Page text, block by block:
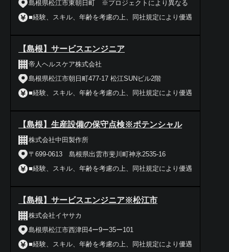
島根県松江市東朝日町 ※プロジェクトにより異なる
■経験、スキル、年齢を考慮の上、同社規定により優遇
【島根】サービスエンジニア
帝人ヘルスケア株式会社
島根県松江市朝日町477-17 松江SUNビル2階
■経験、スキル、年齢を考慮の上、同社規定により優遇
【島根】生産設備の保守点検※ポテンシャル
株式会社中田製作所
〒699-0613 島根県出雲市斐川町神氷2535-16
■経験、スキル、年齢を考慮の上、同社規定により優遇
【島根】サービスエンジニア※松江市
株式会社イヤサカ
島根県松江市西津田4ー9ー35ー101
■経験、スキル、年齢を考慮の上、同社規定により優遇